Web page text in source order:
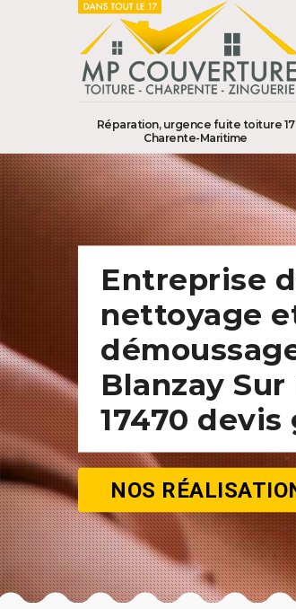
Réparation, urgence fuite toiture 17
Charente-Maritime
Entreprise
nettoyage
Blanzay
17470
NOS